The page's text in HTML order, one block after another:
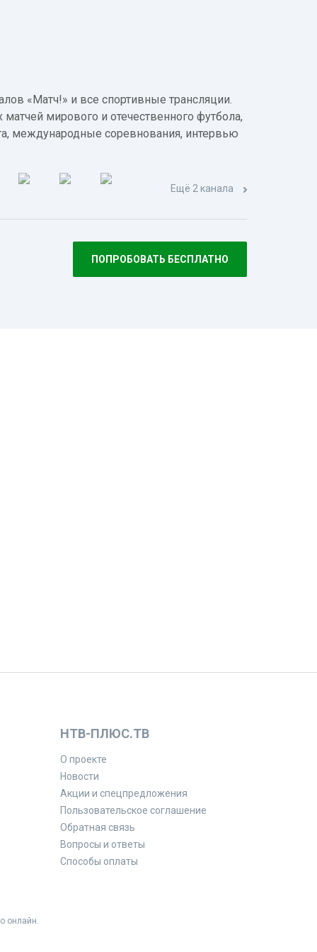
«Матч!» и все спортивные трансляции.
мирового и отечественного футбола,
международные соревнования, интервью
Ещё 2 канала
ПОПРОБОВАТЬ БЕСПЛАТНО
НТВ-ПЛЮС.ТВ
О проекте
Новости
Акции и спецпредложения
Пользовательское соглашение
Обратная связь
Вопросы и ответы
Способы оплаты
онлайн.